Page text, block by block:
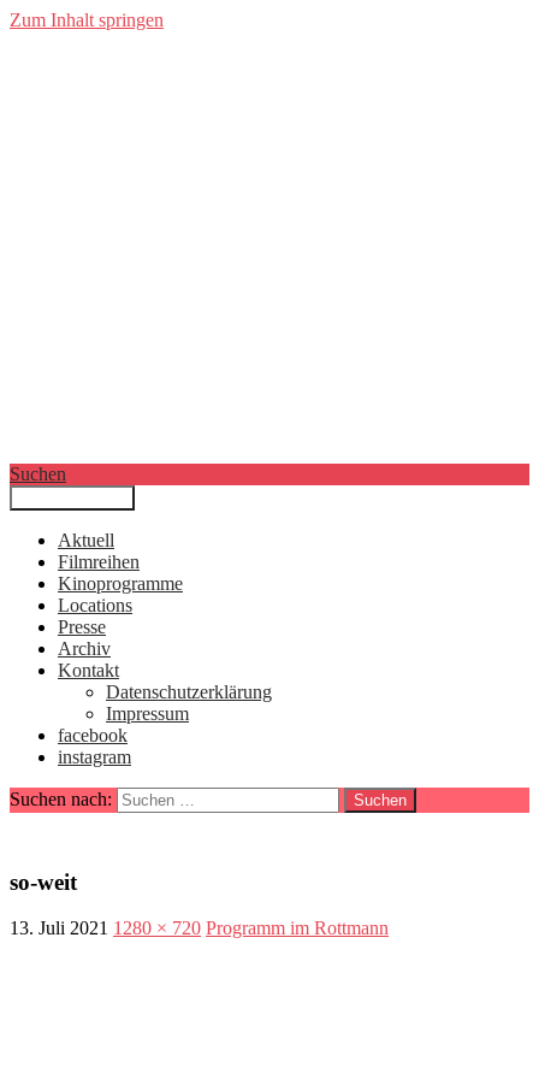
Zum Inhalt springen
Filmkunstwochen München
Suchen
Aktuell
Filmreihen
Kinoprogramme
Locations
Presse
Archiv
Kontakt
Datenschutzerklärung
Impressum
facebook
instagram
Suchen nach:
so-weit
13. Juli 2021 1280 × 720 Programm im Rottmann